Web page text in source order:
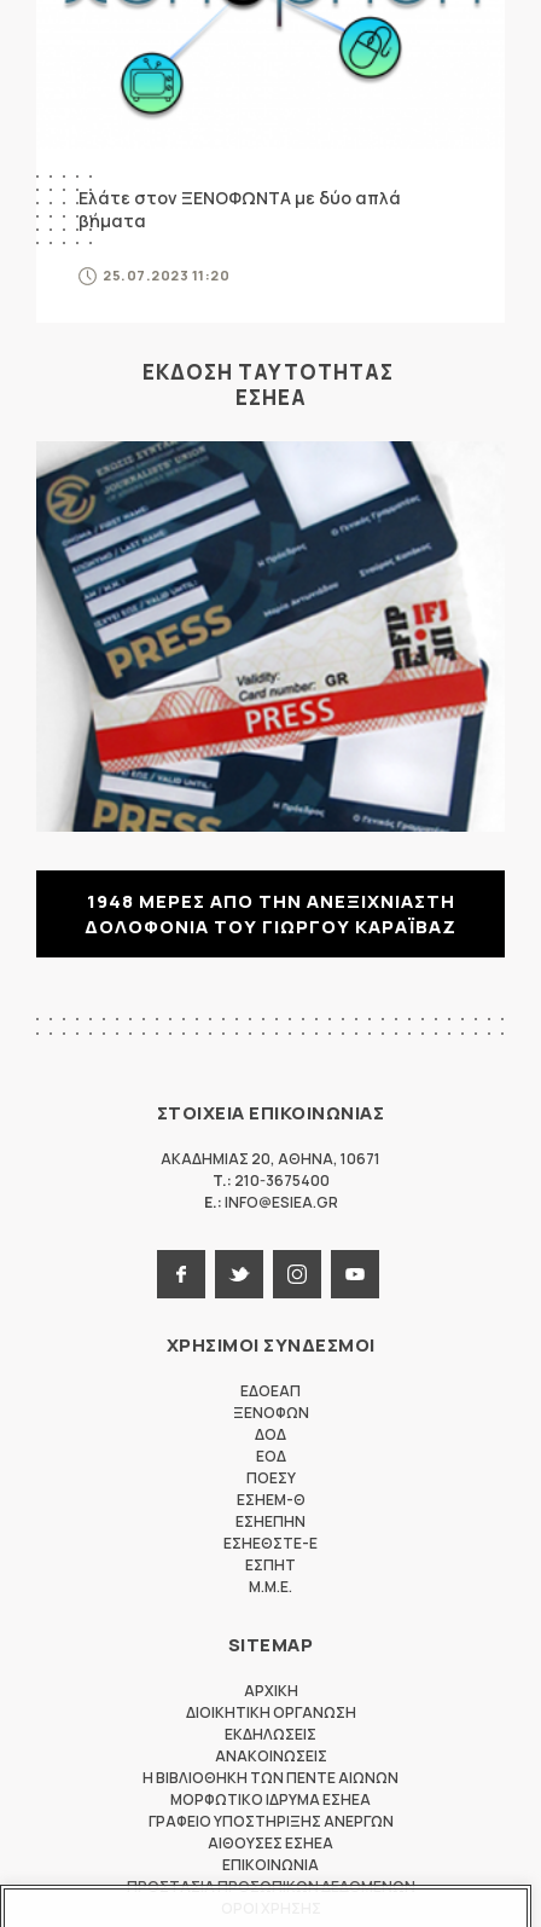
Ελάτε στον ΞΕΝΟΦΩΝΤΑ με δύο απλά
βήματα
25.07.2023 11:20
ΕΚΔΟΣΗ ΤΑΥΤΟΤΗΤΑΣ
ΕΣΗΕΑ
1948 ΜΕΡΕΣ ΑΠΟ ΤΗΝ ΑΝΕΞΙΧΝΙΑΣΤΗ
ΔΟΛΟΦΟΝΙΑ ΤΟΥ ΓΙΩΡΓΟΥ ΚΑΡΑΪΒΑΖ
ΣΤΟΙΧΕΙΑ ΕΠΙΚΟΙΝΩΝΙΑΣ
ΑΚΑΔΗΜΙΑΣ 20, ΑΘΗΝΑ, 10671
T.: 210-3675400
E.:INFO@ESIEA.GR
ΧΡΗΣΙΜΟΙ ΣΥΝΔΕΣΜΟΙ
ΕΔΟΕΑΠ
ΞΕΝΟΦΩΝ
ΔΟΔ
ΕΟΔ
ΠΟΕΣΥ
ΕΣΗΕΜ-Θ
ΕΣΗΕΠΗΝ
ΕΣΗΕΘΣΤΕ-Ε
ΕΣΠΗΤ
M.M.E.
SITEMAP
ΑΡΧΙΚΗ
ΔΙΟΙΚΗΤΙΚΗ ΟΡΓΑΝΩΣΗ
ΕΚΔΗΛΩΣΕΙΣ
ΑΝΑΚΟΙΝΩΣΕΙΣ
Η ΒΙΒΛΙΟΘΗΚΗ ΤΩΝ ΠΕΝΤΕ ΑΙΩΝΩΝ
ΜΟΡΦΩΤΙΚΟ ΙΔΡΥΜΑ ΕΣΗΕΑ
ΓΡΑΦΕΙΟ ΥΠΟΣΤΗΡΙΞΗΣ ΑΝΕΡΓΩΝ
ΑΙΘΟΥΣΕΣ ΕΣΗΕΑ
ΕΠΙΚΟΙΝΩΝΙΑ
ΠΡΟΣΤΑΣΙΑ ΠΡΟΣΩΠΙΚΩΝ ΔΕΔΟΜΕΝΩΝ